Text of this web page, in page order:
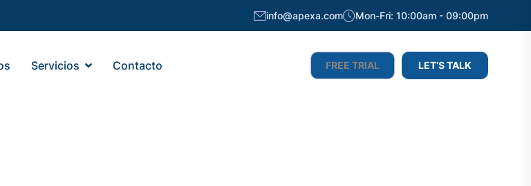
info@apexa.com Mon-Fri: 10:00am - 09:00pm
Servicios Contacto FREE TRIAL LET’S TALK